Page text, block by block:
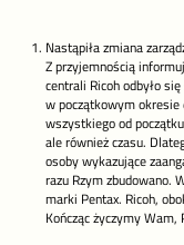
Nastąpiła zmiana
Z przyjemnością
centrali Ricoh odbyło
w początkowym okresie
wszystkiego od
ale również czasu.
osoby wykazujące
razu Rzym zbudowano.
marki Pentax. Ricoh,
Kończąc życzymy